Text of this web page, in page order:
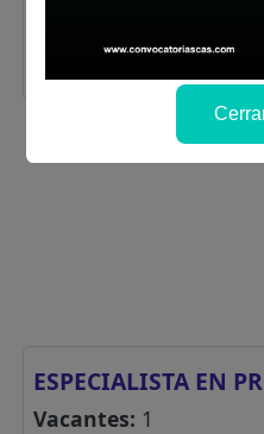
Ver aquí
ESPECIALISTA EN
Vacantes: 1